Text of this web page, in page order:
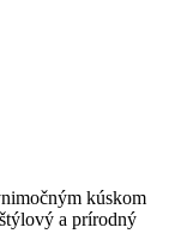
kúskom
a prírodný